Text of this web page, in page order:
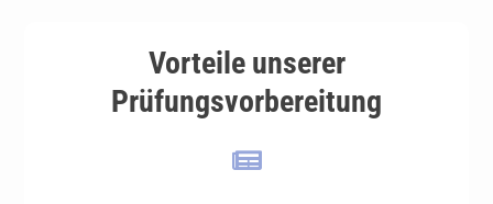
Vorteile unserer
Prüfungsvorbereitung